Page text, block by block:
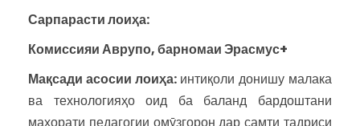
Сарпарасти лоиҳа:
Комиссияи Аврупо, барномаи Эрасмус+
Мақсади асосии лоиҳа: интиқоли донишу малака
ва технологияҳо оид ба баланд бардоштани
маҳорати педагогии омӯзгорон дар самти тадриси